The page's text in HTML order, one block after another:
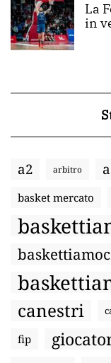
La
in
a2 arbitro
basket mercato
canestri
fip